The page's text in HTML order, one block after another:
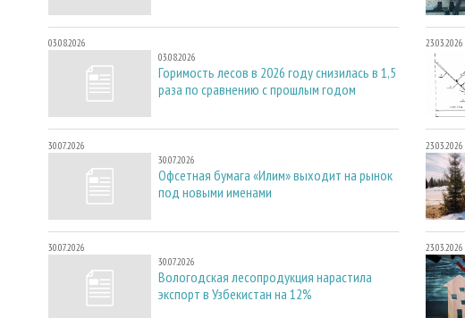
03.08.2026
03.08.2026
Горимость лесов в 2026 году снизилась в 1,5
раза по сравнению с прошлым годом
30.07.2026
30.07.2026
Офсетная бумага «Илим» выходит на рынок
под новыми именами
30.07.2026
30.07.2026
Вологодская лесопродукция нарастила
экспорт в Узбекистан на 12%
23.03.2026
23.03.2026
23.03.2026